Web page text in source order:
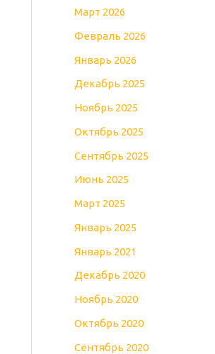
Март 2026
Февраль 2026
Январь 2026
Декабрь 2025
Ноябрь 2025
Октябрь 2025
Сентябрь 2025
Июнь 2025
Март 2025
Январь 2025
Январь 2021
Декабрь 2020
Ноябрь 2020
Октябрь 2020
Сентябрь 2020